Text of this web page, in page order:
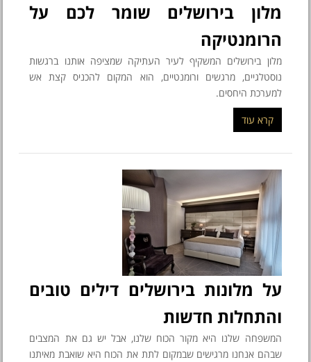
מלון בירושלים שומר לכם על
הרומנטיקה
מלון בירושלים המשקיף לעיר העתיקה שמציפה אותנו ברגשות
נוסטלגיים, מרגשים ורומנטיים, הוא המקום להכניס קצת אש
למערכת היחסים.
קרא עוד
על מלונות בירושלים דילים טובים
והתחלות חדשות
המשפחה שלנו היא מקור הכוח שלנו, אבל יש גם את המצבים
שבהם אנחנו מרגישים שבמקום לתת את הכוח היא שואבת מאיתנו